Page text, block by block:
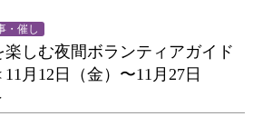
・催し
しむ夜間ボランティアガイド
月12日（金）〜11月27日